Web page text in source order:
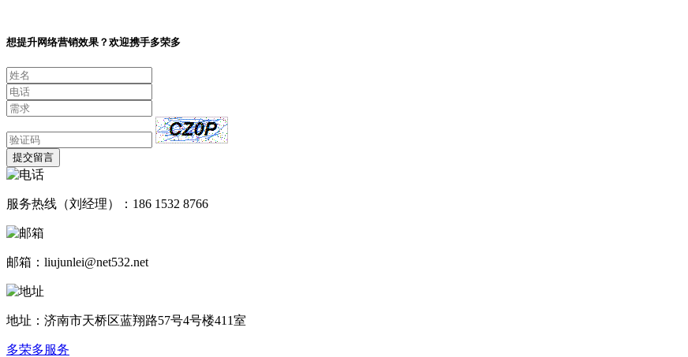
想提升网络营销效果？欢迎携手多荣多
提交留言
服务热线（刘经理）：186 1532 8766
邮箱：liujunlei@net532.net
地址：济南市天桥区蓝翔路57号4号楼411室
多荣多服务